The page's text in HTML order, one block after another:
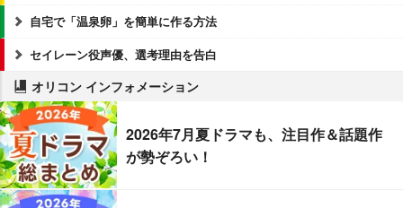
自宅で「温泉卵」を簡単に作る方法
セイレーン役声優、選考理由を告白
オリコン インフォメーション
2026年7月夏ドラマも、注目作＆話題作
が勢ぞろい！